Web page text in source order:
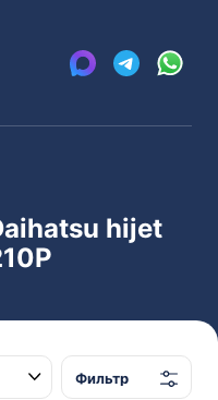
hijet
Фильтр